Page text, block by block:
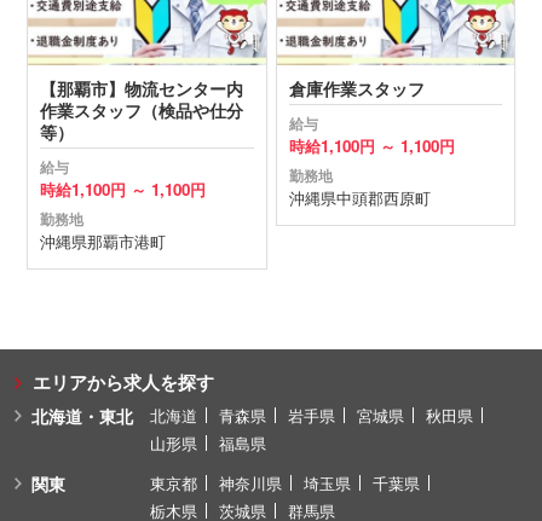
【那覇市】物流センター内
作業スタッフ（検品や仕分
等）
給与
時給1,100円 ～ 1,100円
勤務地
沖縄県那覇市港町
倉庫作業スタッフ
給与
時給1,100円 ～ 1,100円
勤務地
沖縄県中頭郡西原町
エリアから求人を探す
北海道・東北 北海道 青森県 岩手県 宮城県
秋田県
山形県
福島県
関東 東京都 神奈川県 埼玉県
千葉県
栃木県
茨城県 群馬県